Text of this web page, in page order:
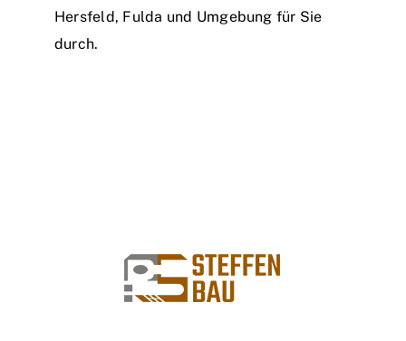
Hersfeld, Fulda und Umgebung für Sie
durch.